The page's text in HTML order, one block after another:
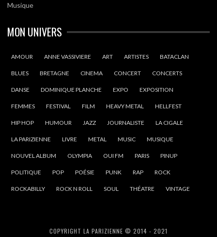
Musique
MON UNIVERS
AMOUR ANNE VASSIVIERE ART ARTISTES BATACLAN
BLUES BRETAGNE CINEMA CONCERT CONCERTS
DANSE DOMINIQUE PLANCHE EXPO EXPOSITION
FEMMES FESTIVAL FILM HEAVY METAL HELLFEST
HIP HOP HUMOUR JAZZ JOURNALISTE LA CIGALE
LA PARIZIENNE LIVRE METAL MUSIC MUSIQUE
NOUVEL ALBUM OLYMPIA OUI FM PARIS PINUP
POLITIQUE POP POÉSIE PUNK RAP ROCK
ROCKABILLY ROCK N ROLL SOUL THÉATRE VINTAGE
COPYRIGHT LA PARIZIENNE © 2014 - 2021